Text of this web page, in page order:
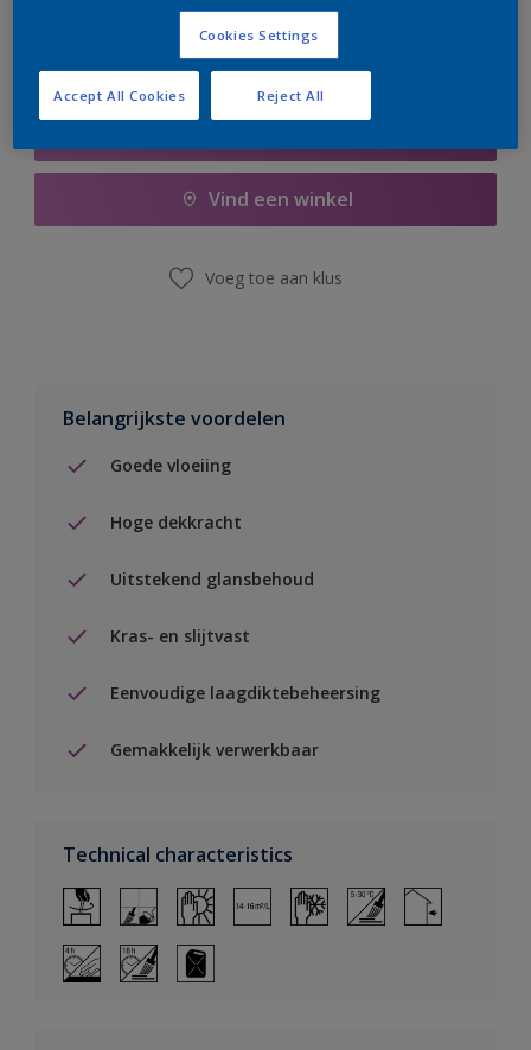
Vind een winkel
Voeg toe aan klus
Belangrijkste voordelen
Goede vloeiing
Hoge dekkracht
Uitstekend glansbehoud
Kras- en slijtvast
Eenvoudige laagdiktebeheersing
Gemakkelijk verwerkbaar
Technical characteristics
Cookies Settings
Reject All
Accept All Cookies